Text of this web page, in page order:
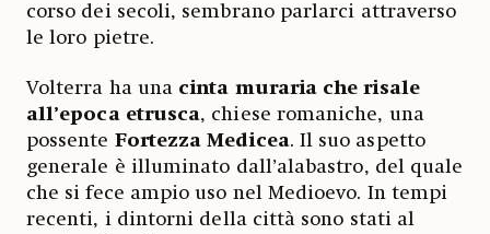
corso dei secoli, sembrano parlarci attraverso
le loro pietre.
Volterra ha una cinta muraria che risale
all’epoca etrusca, chiese romaniche, una
possente Fortezza Medicea. Il suo aspetto
generale è illuminato dall’alabastro, del quale
che si fece ampio uso nel Medioevo. In tempi
recenti, i dintorni della città sono stati al